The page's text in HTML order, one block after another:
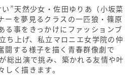
”天然少女・佐田ゆりあ（小坂菜
ーを夢見るクラスの一匹狼・篠原
る事をきっかけにファッションブ
ち上げ、私立マロニエ女学院の仲
闘する様子を描く青春群像劇で
総出演で挑み、築かれる友情や叶
く描きます。